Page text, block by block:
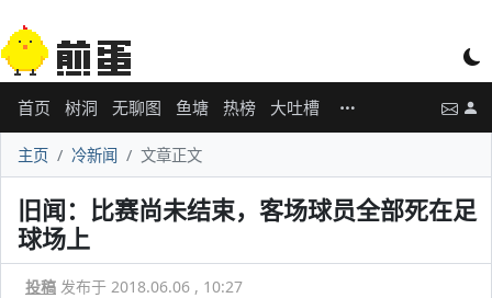
首页 树洞 无聊图 鱼塘 热榜 大吐槽
主页 冷新闻 文章正文
旧闻：比赛尚未结束，客场球员全部死在足
球场上
投稿 发布于 2018.06.06 , 10:27